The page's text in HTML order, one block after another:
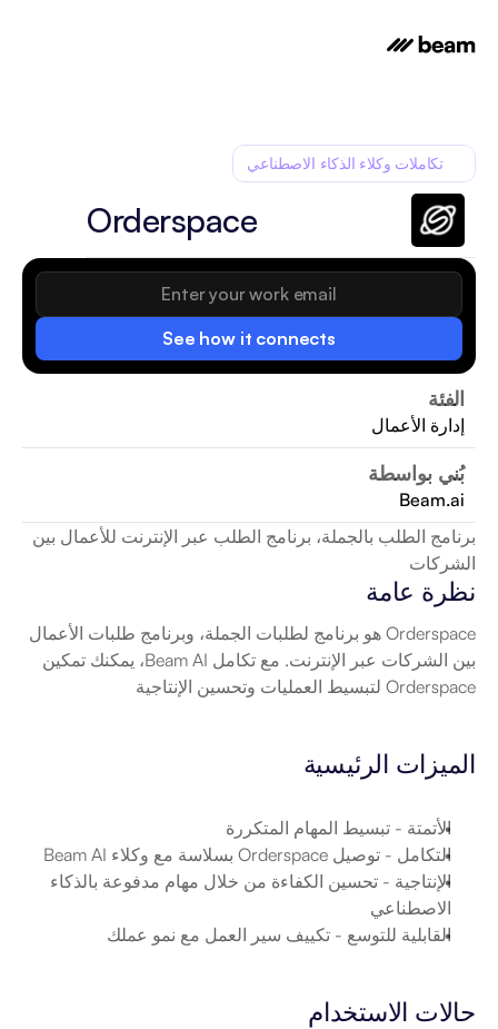
See how it connects
الفئة
إدارة الأعمال
بُني بواسطة
Beam.ai
تكاملات وكلاء الذكاء الاصطناعي
Orderspace
الشركات
نظرة عامة
Orderspace لتبسيط العمليات وتحسين الإنتاجية
الميزات الرئيسية
الأتمتة - تبسيط المهام المتكررة
التكامل - توصيل Orderspace بسلاسة مع وكلاء Beam AI
الإنتاجية
الاصطناعي
القابلية للتوسع - تكييف سير العمل مع نمو عملك
حالات الاستخدام